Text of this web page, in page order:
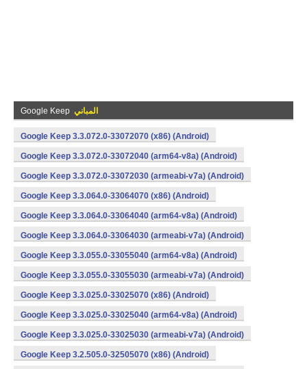
Google Keep المباني
Google Keep 3.3.072.0-33072070 (x86) (Android)
Google Keep 3.3.072.0-33072040 (arm64-v8a) (Android)
Google Keep 3.3.072.0-33072030 (armeabi-v7a) (Android)
Google Keep 3.3.064.0-33064070 (x86) (Android)
Google Keep 3.3.064.0-33064040 (arm64-v8a) (Android)
Google Keep 3.3.064.0-33064030 (armeabi-v7a) (Android)
Google Keep 3.3.055.0-33055040 (arm64-v8a) (Android)
Google Keep 3.3.055.0-33055030 (armeabi-v7a) (Android)
Google Keep 3.3.025.0-33025070 (x86) (Android)
Google Keep 3.3.025.0-33025040 (arm64-v8a) (Android)
Google Keep 3.3.025.0-33025030 (armeabi-v7a) (Android)
Google Keep 3.2.505.0-32505070 (x86) (Android)